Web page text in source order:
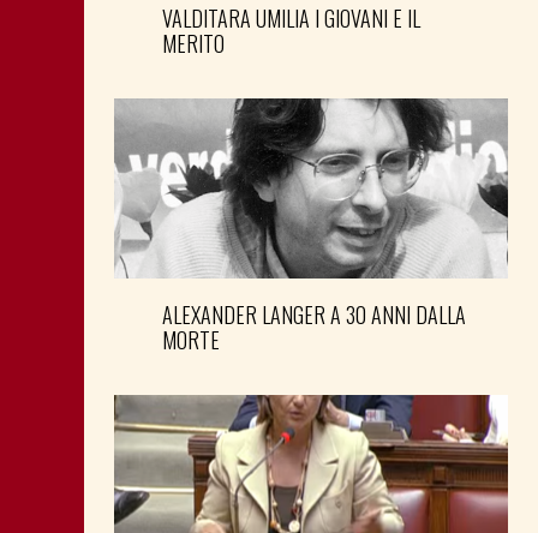
VALDITARA UMILIA I GIOVANI E IL
MERITO
ALEXANDER LANGER A 30 ANNI DALLA
MORTE